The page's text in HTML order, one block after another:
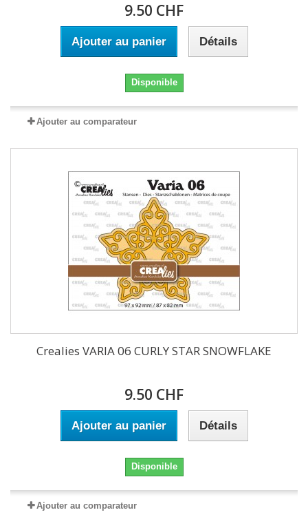
9.50 CHF
Ajouter au panier Détails
Disponible
Ajouter au comparateur
Crealies VARIA 06 CURLY STAR SNOWFLAKE
9.50 CHF
Ajouter au panier Détails
Disponible
Ajouter au comparateur